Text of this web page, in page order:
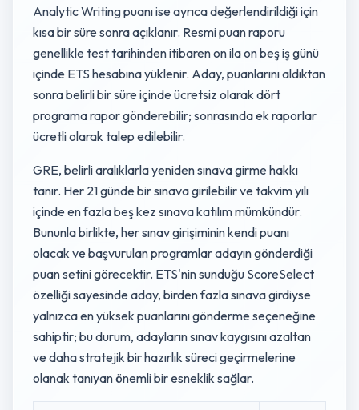
Analytic Writing puanı ise ayrıca değerlendirildiği için
kısa bir süre sonra açıklanır. Resmi puan raporu
genellikle test tarihinden itibaren on ila on beş iş günü
içinde ETS hesabına yüklenir. Aday, puanlarını aldıktan
sonra belirli bir süre içinde ücretsiz olarak dört
programa rapor gönderebilir; sonrasında ek raporlar
ücretli olarak talep edilebilir.
GRE, belirli aralıklarla yeniden sınava girme hakkı
tanır. Her 21 günde bir sınava girilebilir ve takvim yılı
içinde en fazla beş kez sınava katılım mümkündür.
Bununla birlikte, her sınav girişiminin kendi puanı
olacak ve başvurulan programlar adayın gönderdiği
puan setini görecektir. ETS'nin sunduğu ScoreSelect
özelliği sayesinde aday, birden fazla sınava girdiyse
yalnızca en yüksek puanlarını gönderme seçeneğine
sahiptir; bu durum, adayların sınav kaygısını azaltan
ve daha stratejik bir hazırlık süreci geçirmelerine
olanak tanıyan önemli bir esneklik sağlar.